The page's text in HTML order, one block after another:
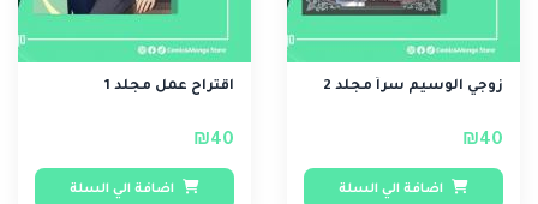
زوجي الوسيم سراً مجلد 2
₪40
اضافة الي السلة
اقتراح عمل مجلد 1
₪40
اضافة الي السلة